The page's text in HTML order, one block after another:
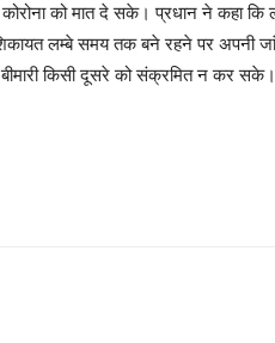
को मात दे सके। प्रधान ने कहा कि
लम्बे समय तक बने रहने पर अपनी
किसी दूसरे को संक्रमित न कर सके।